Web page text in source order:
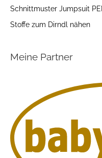
Schnittmuster Jumpsuit
Stoffe zum Dirndl nähen
Meine Partner